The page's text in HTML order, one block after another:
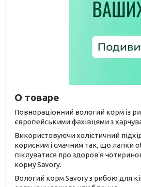
О товаре
Повнораціонний вологий корм із
європейськими фахівцями з
Використовуючи холістичний
корисним і смачним так, що лапки
піклуватися про здоров'я
корму Savory.
Вологий корм Savory з рибою для